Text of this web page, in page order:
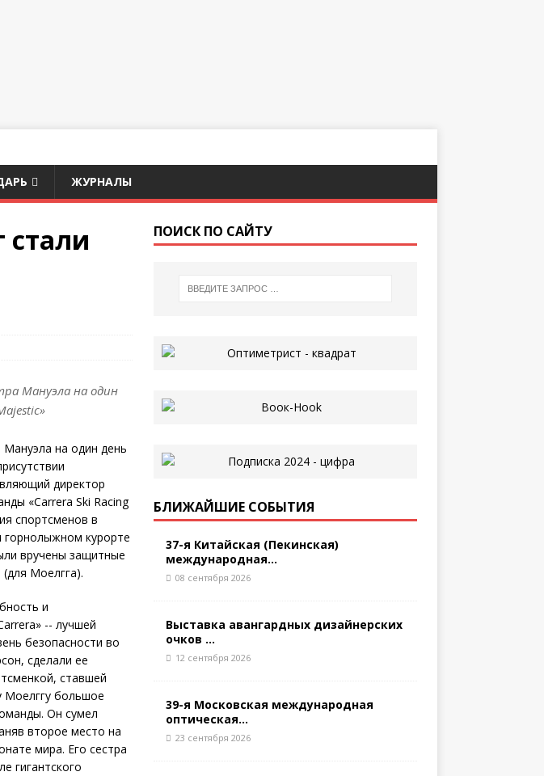
ЖУРНАЛЫ
стали
Мануэла на один
на один день
директор
«Carrera Ski Racing
спортсменов в
курорте
вручены защитные
Моелгга).
и
-- лучшей
безопасности во
сделали ее
ставшей
Моелггу большое
Он сумел
второе место на
мира. Его сестра
гигантского
ПОИСК ПО САЙТУ
БЛИЖАЙШИЕ СОБЫТИЯ
37-я Китайская (Пекинская)
международная...
08 сентября 2026
Выставка авангардных дизайнерских
очков ...
12 сентября 2026
39-я Московская международная
оптическая...
23 сентября 2026